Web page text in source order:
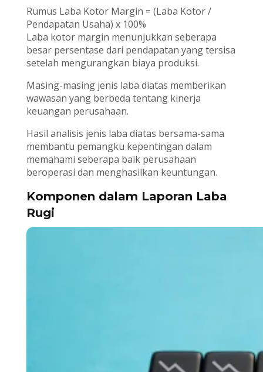
Rumus Laba Kotor Margin = (Laba Kotor /
Pendapatan Usaha) x 100%
Laba kotor margin menunjukkan seberapa
besar persentase dari pendapatan yang tersisa
setelah mengurangkan biaya produksi.
Masing-masing jenis laba diatas memberikan
wawasan yang berbeda tentang kinerja
keuangan perusahaan.
Hasil analisis jenis laba diatas bersama-sama
membantu pemangku kepentingan dalam
memahami seberapa baik perusahaan
beroperasi dan menghasilkan keuntungan.
Komponen dalam Laporan Laba
Rugi